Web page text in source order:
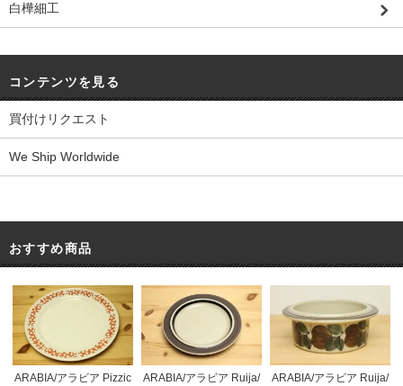
白樺細工
コンテンツを見る
買付けリクエスト
We Ship Worldwide
おすすめ商品
ARABIA/アラビア Pizzic
ARABIA/アラビア Ruija/
ARABIA/アラビア Ruija/